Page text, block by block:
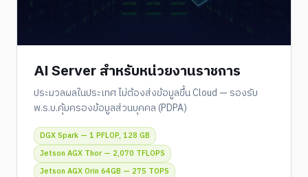
AI Server สำหรับหน่วยงานราชการ
ประมวลผลในประเทศ ไม่ต้องส่งข้อมูลขึ้น Cloud — รองรับ
พ.ร.บ.คุ้มครองข้อมูลส่วนบุคคล (PDPA)
DGX Spark — 1 PFLOP, 128 GB
Jetson AGX Thor — 2,070 TFLOPS
Jetson AGX Orin 64GB — 275 TOPS